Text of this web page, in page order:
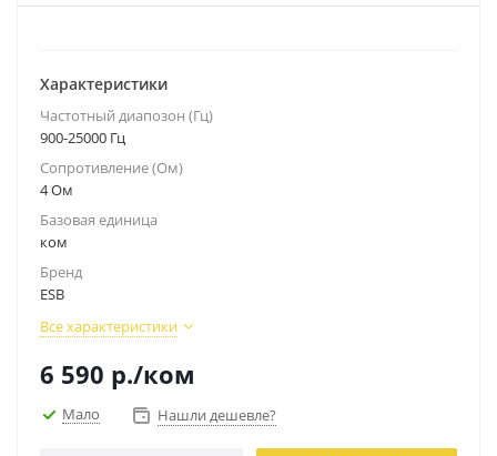
Характеристики
Частотный диапозон (Гц)
900-25000 Гц
Сопротивление (Ом)
4 Ом
Базовая единица
ком
Бренд
ESB
Все характеристики
6 590 р./ком
Мало Нашли дешевле?